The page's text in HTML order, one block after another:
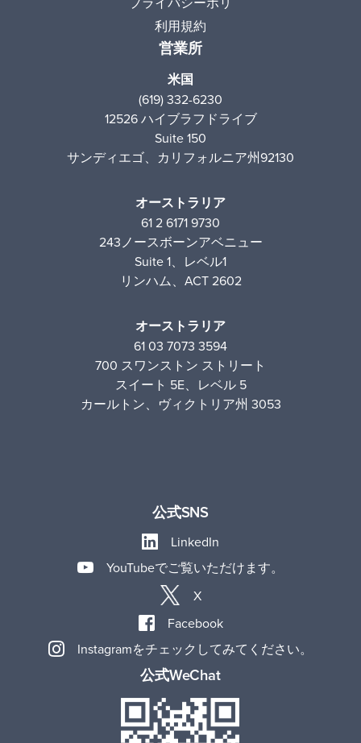
利用規約
営業所
米国
(619) 332-6230
12526 ハイブラフドライブ
Suite 150
サンディエゴ、カリフォルニア州92130
オーストラリア
61 2 6171 9730
243ノースボーンアベニュー
Suite 1、レベル1
リンハム、ACT 2602
オーストラリア
61 03 7073 3594
700 スワンストン ストリート
スイート 5E、レベル 5
カールトン、ヴィクトリア州 3053
公式SNS
LinkedIn
YouTubeでご覧いただけます。
X
Facebook
Instagramをチェックしてみてください。
公式WeChat